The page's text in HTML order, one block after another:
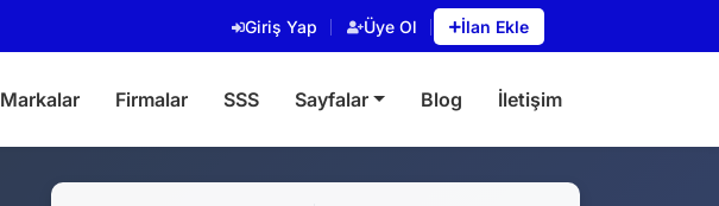
Giriş Yap Üye Ol İlan Ekle
Markalar Firmalar SSS Sayfalar Blog İletişim